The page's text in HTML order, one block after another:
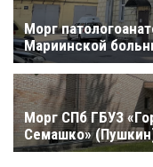
Морг
Мариинской
Морг СПб ГБУЗ
Семашко»